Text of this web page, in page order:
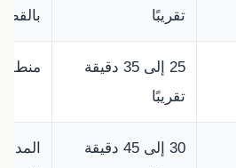
تقريبًا
25 إلى 35 دقيقة
تقريبًا
منطقة
30 إلى 45 دقيقة